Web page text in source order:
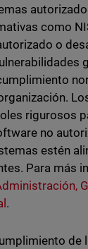
como
o
rigurosos
no
estén
Para más
.
de